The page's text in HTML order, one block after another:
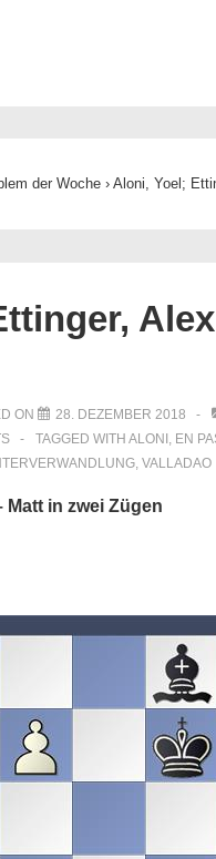
der Woche › Aloni, Yoel;
ON 28. DEZEMBER 2018
TAGGED WITH ALONI , EN
, VALLADAO
Matt in zwei Zügen